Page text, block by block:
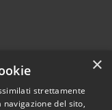
×
strettamente
del sito,